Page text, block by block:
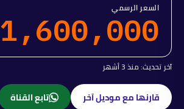
السعر الرسمي
1,600,000
آخر تحديث:منذ 3 أشهر
قارنها مع موديل آخر تابع القناة